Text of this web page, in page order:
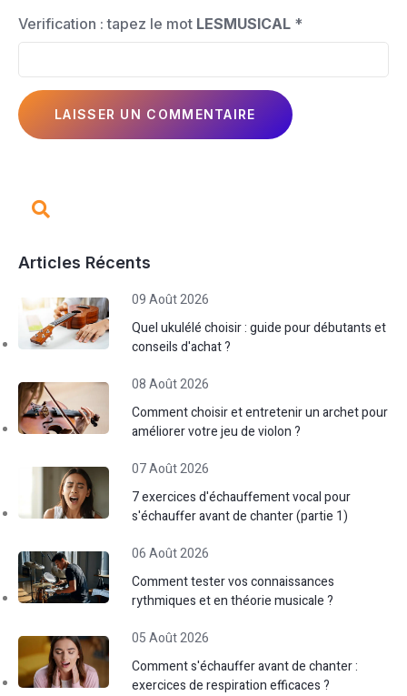
Verification : tapez le mot LESMUSICAL *
Articles Récents
09 Août 2026
Quel ukulélé choisir : guide pour débutants et
conseils d'achat ?
08 Août 2026
Comment choisir et entretenir un archet pour
améliorer votre jeu de violon ?
07 Août 2026
7 exercices d'échauffement vocal pour
s'échauffer avant de chanter (partie 1)
06 Août 2026
Comment tester vos connaissances
rythmiques et en théorie musicale ?
05 Août 2026
Comment s'échauffer avant de chanter :
exercices de respiration efficaces ?